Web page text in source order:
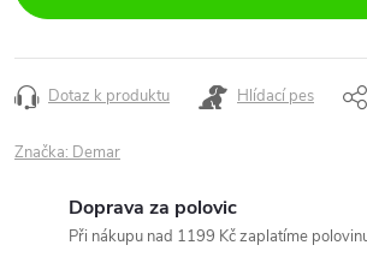
Dotaz k produktu Hlídací pes
Značka: Demar
Doprava za polovic
Při nákupu nad 1199 Kč zaplatíme